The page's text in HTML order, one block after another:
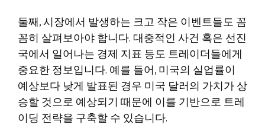
둘째, 시장에서 발생하는 크고 작은 이벤트들도 꼼
꼼히 살펴보아야 합니다. 대중적인 사건 혹은 선진
국에서 일어나는 경제 지표 등도 트레이더들에게
중요한 정보입니다. 예를 들어, 미국의 실업률이
예상보다 낮게 발표된 경우 미국 달러의 가치가 상
승할 것으로 예상되기 때문에 이를 기반으로 트레
이딩 전략을 구축할 수 있습니다.